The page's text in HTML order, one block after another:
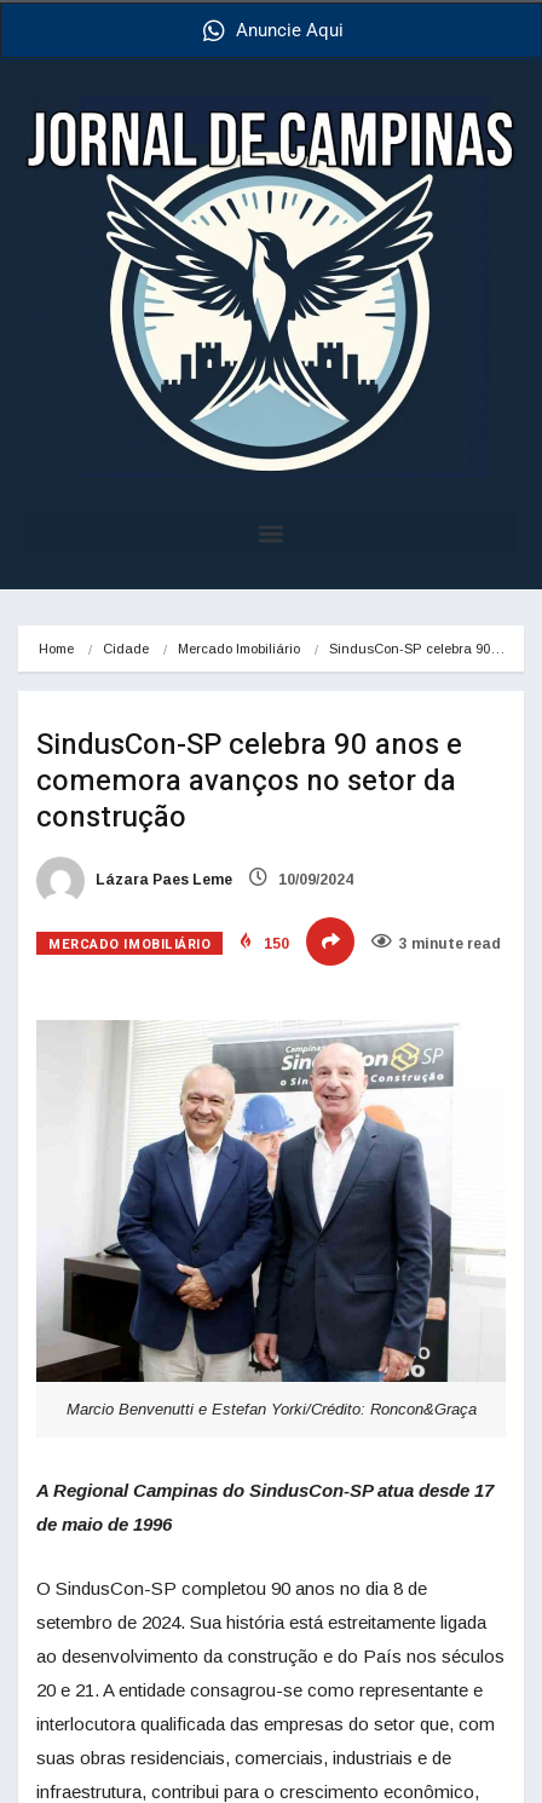
Anuncie Aqui
Home Cidade Mercado Imobiliário SindusCon-SP celebra 90…
SindusCon-SP celebra 90 anos e
comemora avanços no setor da
construção
Lázara Paes Leme 10/09/2024
MERCADO IMOBILIÁRIO 150 3 minute read
Marcio Benvenutti e Estefan Yorki/Crédito: Roncon&Graça
A Regional Campinas do SindusCon-SP atua desde 17
de maio de 1996
O SindusCon-SP completou 90 anos no dia 8 de
setembro de 2024. Sua história está estreitamente ligada
ao desenvolvimento da construção e do País nos séculos
20 e 21. A entidade consagrou-se como representante e
interlocutora qualificada das empresas do setor que, com
suas obras residenciais, comerciais, industriais e de
infraestrutura, contribui para o crescimento econômico,